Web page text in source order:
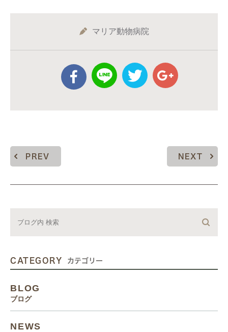
マリア動物病院
PREV NEXT
CATEGORY カテゴリー
BLOG
ブログ
NEWS